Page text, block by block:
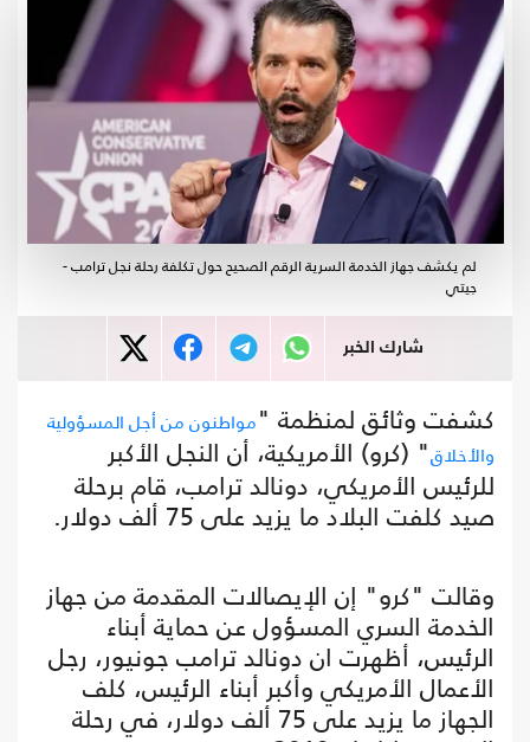
لم يكشف جهاز الخدمة السرية الرقم الصحيح حول تكلفة رحلة نجل ترامب -
جيتي
شارك الخبر
كشفت وثائق لمنظمة "مواطنون من أجل المسؤولية
والأخلاق" (كرو) الأمريكية، أن النجل الأكبر
للرئيس الأمريكي، دونالد ترامب، قام برحلة
صيد كلفت البلاد ما يزيد على 75 ألف دولار.
وقالت "كرو" إن الإيصالات المقدمة من جهاز
الخدمة السري المسؤول عن حماية أبناء
الرئيس، أظهرت ان دونالد ترامب جونيور، رجل
الأعمال الأمريكي وأكبر أبناء الرئيس، كلف
الجهاز ما يزيد على 75 ألف دولار، في رحلة